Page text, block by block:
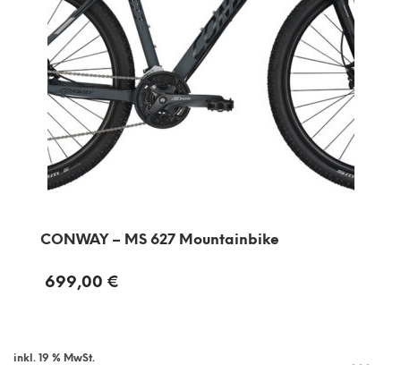
CONWAY – MS 627 Mountainbike
699,00 €
inkl. 19 % MwSt.